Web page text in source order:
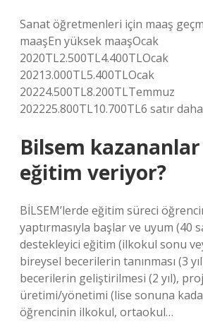
Sanat öğretmenleri için maaş
maaşEn yüksek maaşOcak
2020TL2.500TL4.400TLOcak
20213.000TL5.400TLOcak
20224.500TL8.200TLTemmuz
202225.800TL10.700TL6 satır daha
Bilsem kazananlar
eğitim veriyor?
BİLSEM’lerde eğitim süreci
yaptırmasıyla başlar ve uyum (40
destekleyici eğitim (ilkokul sonu
bireysel becerilerin tanınması (3
becerilerin geliştirilmesi (2 yıl),
üretimi/yönetimi (lise sonuna
öğrencinin ilkokul, ortaokul…